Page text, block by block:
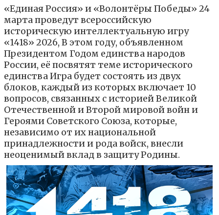
«Единая Россия» и «Волонтёры Победы» 24
марта проведут всероссийскую
историческую интеллектуальную игру
«1418» 2026, В этом году, объявленном
Президентом Годом единства народов
России, её посвятят теме исторического
единства Игра будет состоять из двух
блоков, каждый из которых включает 10
вопросов, связанных с историей Великой
Отечественной и Второй мировой войн и
Героями Советского Союза, которые,
независимо от их национальной
принадлежности и рода войск, внесли
неоценимый вклад в защиту Родины.